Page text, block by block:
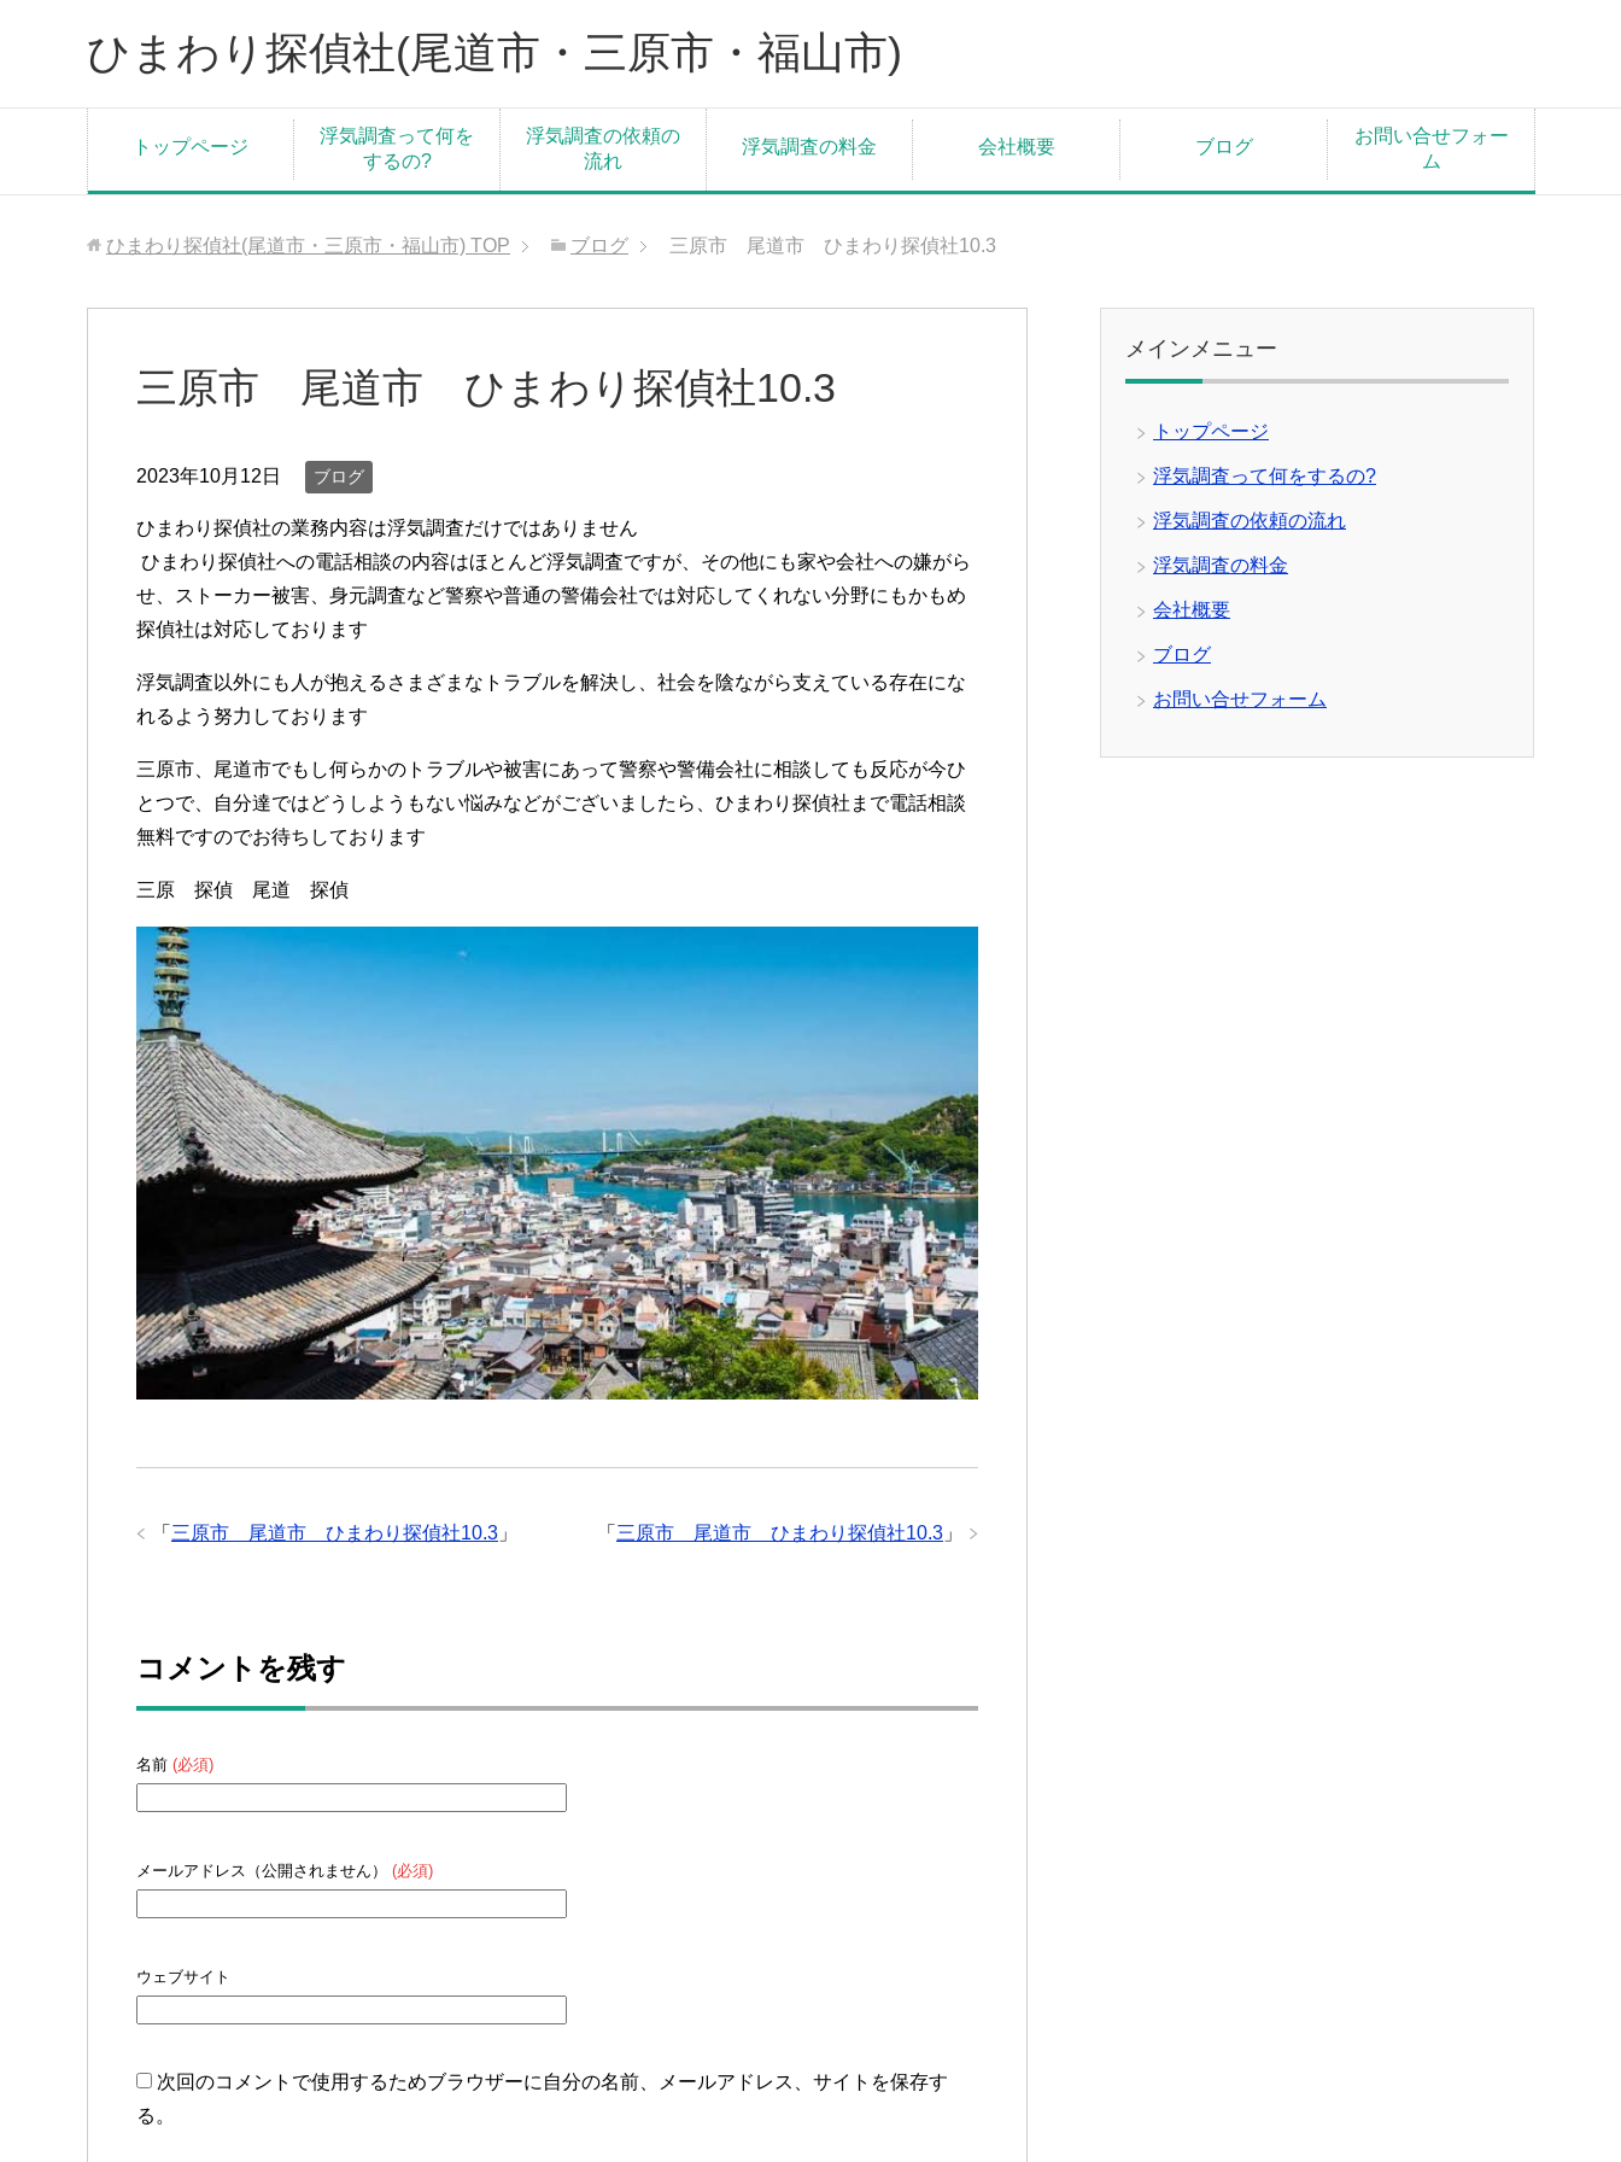
ひまわり探偵社(尾道市・三原市・福山市)
トップページ
浮気調査って何を
するの?
浮気調査の依頼の
流れ
浮気調査の料金 会社概要 ブログ
お問い合せフォー
ム
ひまわり探偵社(尾道市・三原市・福山市) TOP ブログ 三原市 尾道市 ひまわり探偵社10.3
三原市 尾道市 ひまわり探偵社10.3
2023年10月12日 ブログ
ひまわり探偵社の業務内容は浮気調査だけではありません
ひまわり探偵社への電話相談の内容はほとんど浮気調査ですが、その他にも家や会社への嫌がら
せ、ストーカー被害、身元調査など警察や普通の警備会社では対応してくれない分野にもかもめ
探偵社は対応しております
浮気調査以外にも人が抱えるさまざまなトラブルを解決し、社会を陰ながら支えている存在にな
れるよう努力しております
三原市、尾道市でもし何らかのトラブルや被害にあって警察や警備会社に相談しても反応が今ひ
とつで、自分達ではどうしようもない悩みなどがございましたら、ひまわり探偵社まで電話相談
無料ですのでお待ちしております
三原 探偵 尾道 探偵
「 三原市 尾道市 ひまわり探偵社10.3 」
「 三原市 尾道市 ひまわり探偵社10.3 」
コメントを残す
名前 (必須)
メールアドレス（公開されません） (必須)
ウェブサイト
次回のコメントで使用するためブラウザーに自分の名前、メールアドレス、サイトを保存す
る。
メインメニュー
トップページ
浮気調査って何をするの?
浮気調査の依頼の流れ
浮気調査の料金
会社概要
ブログ
お問い合せフォーム